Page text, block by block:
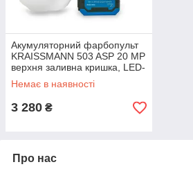
Акумуляторний фарбопульт
KRAISSMANN 503 ASP 20 MP
верхня заливна кришка, LED-
підсвічування (акумулятор
4000 мАч та ЗП) ®
Немає в наявності
3 280 ₴
Про нас